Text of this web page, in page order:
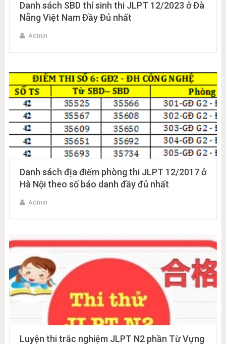
Danh sách SBD thí sinh thi JLPT 12/2023 ở Đà
Nẵng Việt Nam Đầy Đủ nhất
Admin
Danh sách địa điểm phòng thi JLPT 12/2017 ở
Hà Nội theo số báo danh đầy đủ nhất
Admin
Luyện thi trắc nghiệm JLPT N2 phần Từ Vựng